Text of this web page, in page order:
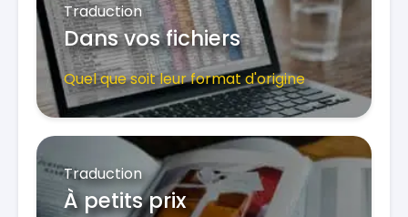
Traduction
Dans vos fichiers
Quel que soit leur format d'origine
Traduction
À petits prix